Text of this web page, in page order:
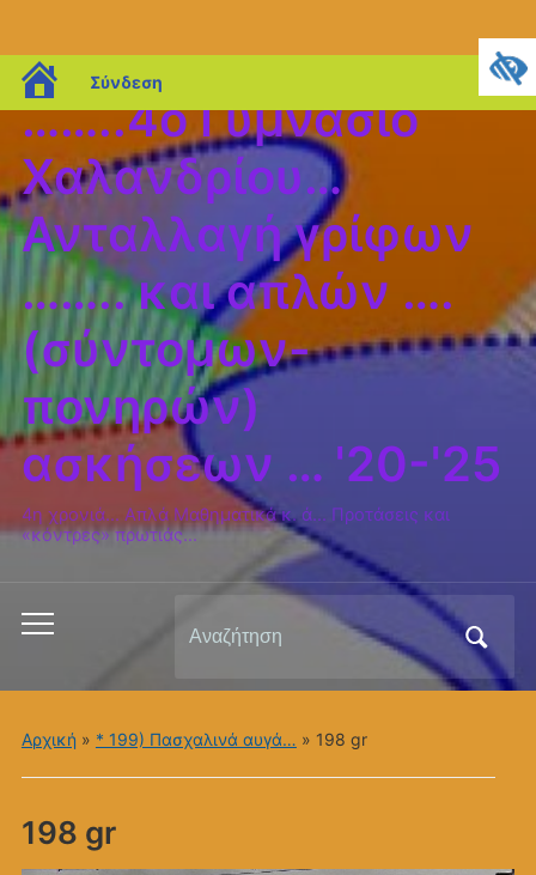
blogs.sch.gr
Σύνδεση
……..4o Γυμνάσιο
Χαλανδρίου…
Ανταλλαγή γρίφων
…….. και απλών ….
(σύντομων-
πονηρών)
ασκήσεων … '20-'25
4η χρονιά… Απλά Μαθηματικά κ. ά… Προτάσεις και
«κόντρες» πρωτιάς…
Εναλλαγή
μενού
για
για:
Αρχική » * 199) Πασχαλινά αυγά… » 198 gr
198 gr